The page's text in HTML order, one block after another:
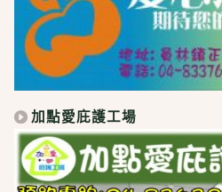
加點愛庇護工場